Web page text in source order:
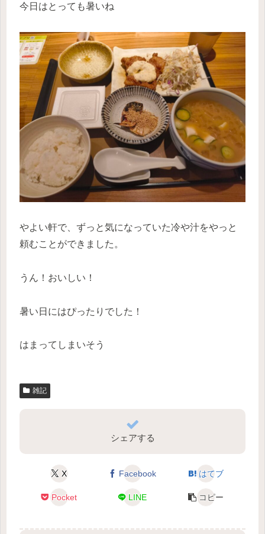
今日はとっても暑いね
やよい軒で、ずっと気になっていた冷や汁をやっと
頼むことができました。
うん！おいしい！
暑い日にはぴったりでした！
はまってしまいそう
雑記
シェアする
X Facebook はてブ
Pocket LINE コピー